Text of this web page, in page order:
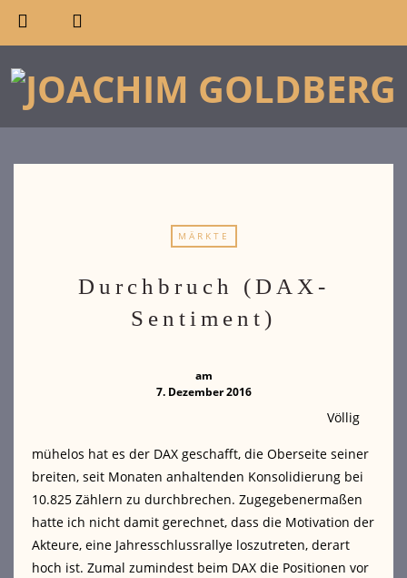
MÄRKTE
Durchbruch (DAX-
Sentiment)
am
7. Dezember 2016
Völlig
mühelos hat es der DAX geschafft, die Oberseite seiner
breiten, seit Monaten anhaltenden Konsolidierung bei
10.825 Zählern zu durchbrechen. Zugegebenermaßen
hatte ich nicht damit gerechnet, dass die Motivation der
Akteure, eine Jahresschlussrallye loszutreten, derart
hoch ist. Zumal zumindest beim DAX die Positionen vor